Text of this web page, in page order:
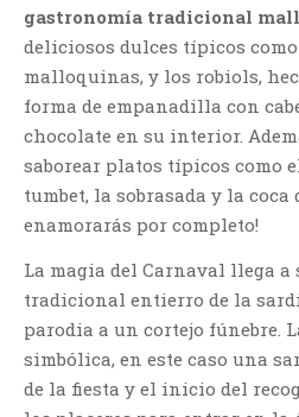
gastronomía tradicional
deliciosos dulces típicos
malloquinas, y los robiols,
forma de empanadilla con
chocolate en su interior.
saborear platos típicos como
tumbet, la sobrasada y la coca
enamorarás por completo!
La magia del Carnaval llega a
tradicional entierro de la
parodia a un cortejo fúnebre.
simbólica, en este caso una
de la fiesta y el inicio del